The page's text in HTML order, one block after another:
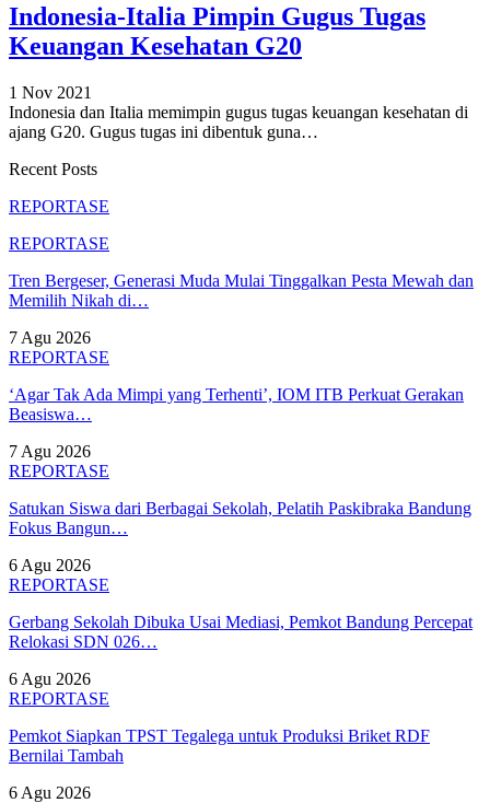
Indonesia-Italia Pimpin Gugus Tugas
Keuangan Kesehatan G20
1 Nov 2021
Indonesia dan Italia memimpin gugus tugas keuangan kesehatan di
ajang G20. Gugus tugas ini dibentuk guna…
Recent Posts
REPORTASE
REPORTASE
Tren Bergeser, Generasi Muda Mulai Tinggalkan Pesta Mewah dan
Memilih Nikah di…
7 Agu 2026
REPORTASE
‘Agar Tak Ada Mimpi yang Terhenti’, IOM ITB Perkuat Gerakan
Beasiswa…
7 Agu 2026
REPORTASE
Satukan Siswa dari Berbagai Sekolah, Pelatih Paskibraka Bandung
Fokus Bangun…
6 Agu 2026
REPORTASE
Gerbang Sekolah Dibuka Usai Mediasi, Pemkot Bandung Percepat
Relokasi SDN 026…
6 Agu 2026
REPORTASE
Pemkot Siapkan TPST Tegalega untuk Produksi Briket RDF
Bernilai Tambah
6 Agu 2026